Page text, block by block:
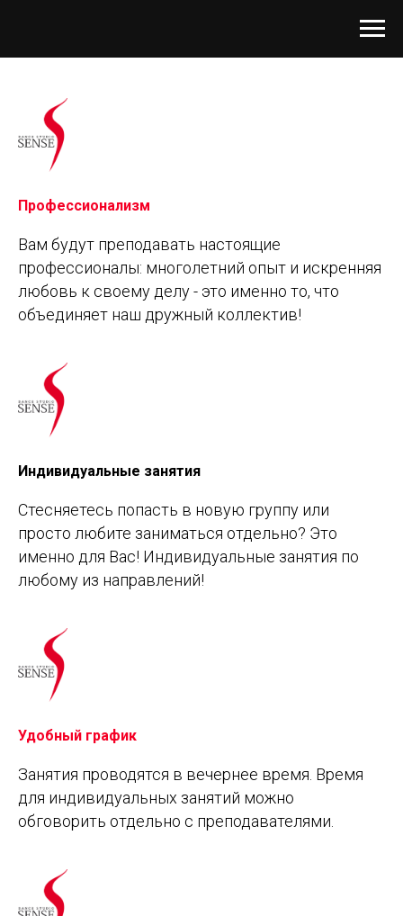
Профессионализм
Вам будут преподавать настоящие
профессионалы: многолетний опыт и искренняя
любовь к своему делу - это именно то, что
объединяет наш дружный коллектив!
Индивидуальные занятия
Стесняетесь попасть в новую группу или
просто любите заниматься отдельно? Это
именно для Вас! Индивидуальные занятия по
любому из направлений!
Удобный график
Занятия проводятся в вечернее время. Время
для индивидуальных занятий можно
обговорить отдельно с преподавателями.